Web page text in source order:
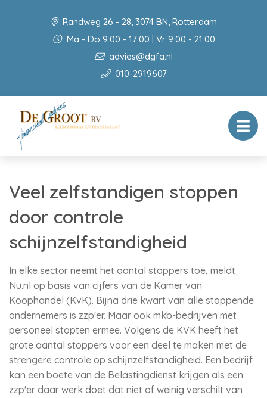
Randweg 26 - 28, 3074 BN, Rotterdam
Ma - Do 9:00 - 17:00 | Vr 9:00 - 21:00
advies@dgfa.nl
010-2919607
Veel zelfstandigen stoppen
door controle
schijnzelfstandigheid
In elke sector neemt het aantal stoppers toe, meldt
Nu.nl op basis van cijfers van de Kamer van
Koophandel (KvK). Bijna drie kwart van alle stoppende
ondernemers is zzp'er. Maar ook mkb-bedrijven met
personeel stopten ermee. Volgens de KVK heeft het
grote aantal stoppers voor een deel te maken met de
strengere controle op schijnzelfstandigheid. Een bedrijf
kan een boete van de Belastingdienst krijgen als een
zzp'er daar werk doet dat niet of weinig verschilt van